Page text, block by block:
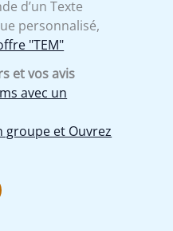
d’un Texte
personnalisé,
"TEM"
et vos avis
avec un
groupe et Ouvrez